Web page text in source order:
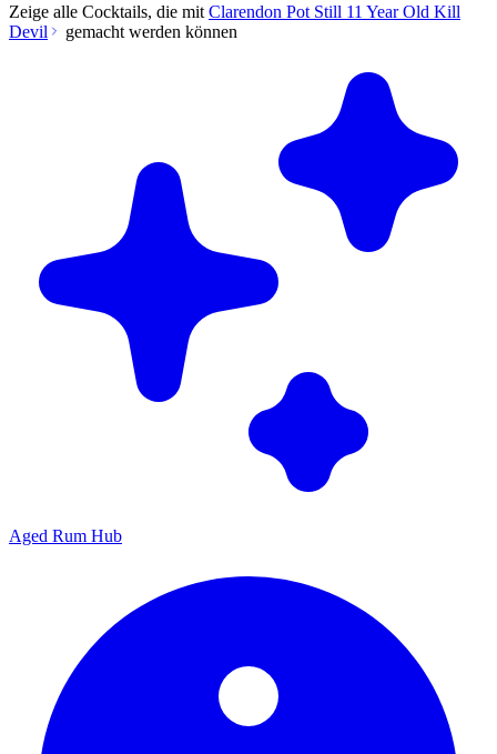
Zeige alle Cocktails, die mit Clarendon Pot Still 11 Year Old Kill
Devil
gemacht werden können
Aged Rum Hub